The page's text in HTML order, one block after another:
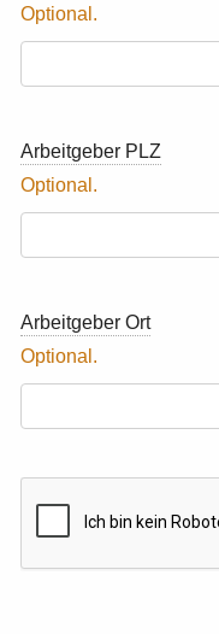
Arbeitgeber PLZ
Arbeitgeber Ort